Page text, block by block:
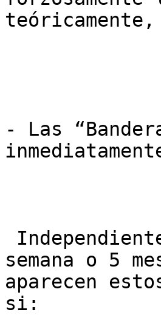
- Las
semana o 5
aparecen
si: